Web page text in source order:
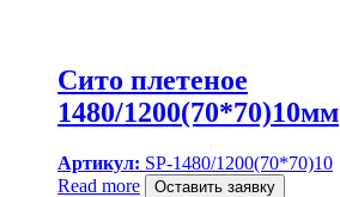
Сито плетеное
1480/1200(70*70)10мм
Артикул: SP-1480/1200(70*70)10
Read more
Оставить заявку